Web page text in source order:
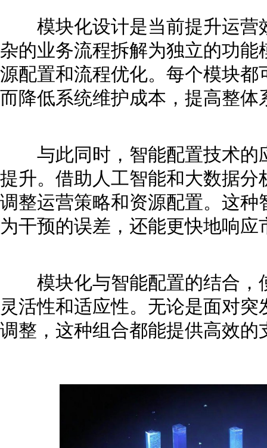
模块化设计是当前提升运营
杂的业务流程拆解为独立的功
源配置和流程优化。每个模块
而降低系统维护成本，提高整
与此同时，智能配置技术的
提升。借助人工智能和大数据
调整运营策略和资源配置。这
为干预的误差，还能更快地响应
模块化与智能配置的结合，
灵活性和适应性。无论是面对
调整，这种组合都能提供高效的